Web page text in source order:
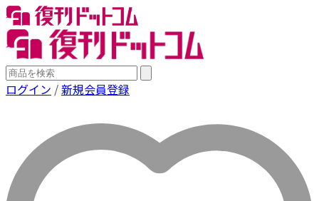
ログイン /新規会員登録